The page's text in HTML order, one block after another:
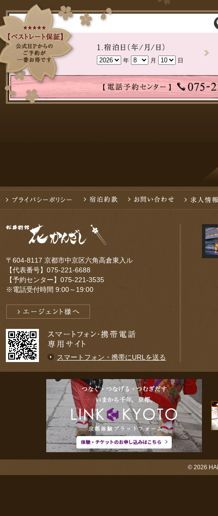
年 月 日
〒604-8117 京都市中京区六角高倉東入ル
【代表番号】075-221-6688
【予約センター】075-221-3535
※電話受付時間 9:00～19:00
スマートフォン・携帯にURLを送る
© 2026